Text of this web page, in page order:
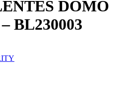
DOMO
BL230003